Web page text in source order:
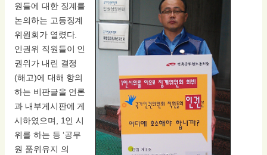
원들에 대한 징계를
논의하는 고등징계
위원회가 열렸다.
인권위 직원들이 인
권위가 내린 결정
(해고)에 대해 항의
하는 비판글을 언론
과 내부게시판에 게
시하였으며, 1인 시
위를 하는 등 ‘공무
원 품위유지 의